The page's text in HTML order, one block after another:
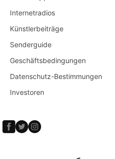
Internetradios
Künstlerbeiträge
Senderguide
Geschäftsbedingungen
Datenschutz-Bestimmungen
Investoren